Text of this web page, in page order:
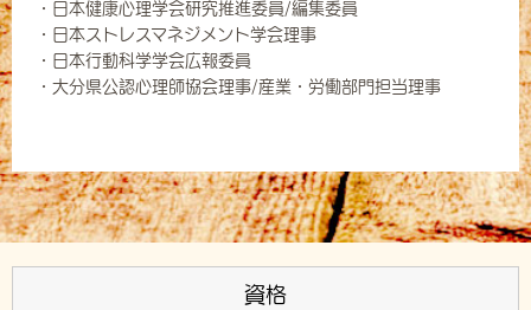
・日本健康心理学会研究推進委員/編集委員
・日本ストレスマネジメント学会理事
・日本行動科学学会広報委員
・大分県公認心理師協会理事/産業・労働部門担当理事
資格